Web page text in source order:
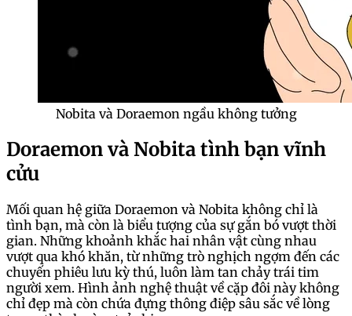
Nobita và Doraemon ngầu không tưởng
Doraemon và Nobita tình bạn vĩnh
cửu
Mối quan hệ giữa Doraemon và Nobita không chỉ là
tình bạn, mà còn là biểu tượng của sự gắn bó vượt thời
gian. Những khoảnh khắc hai nhân vật cùng nhau
vượt qua khó khăn, từ những trò nghịch ngợm đến các
chuyến phiêu lưu kỳ thú, luôn làm tan chảy trái tim
người xem. Hình ảnh nghệ thuật về cặp đôi này không
chỉ đẹp mà còn chứa đựng thông điệp sâu sắc về lòng